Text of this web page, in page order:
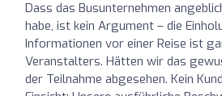
Dass das Busunternehmen
habe, ist kein Argument – die
Informationen vor einer Reise ist
Veranstalters. Hätten wir das
der Teilnahme abgesehen. Kein